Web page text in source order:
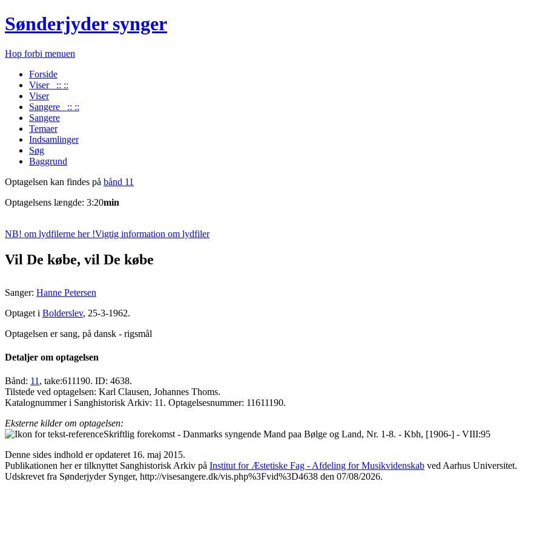
Sønderjyder synger
Hop forbi menuen
Forside
Viser :: ::
Viser
Sangere :: ::
Sangere
Temaer
Indsamlinger
Søg
Baggrund
Optagelsen kan findes på bånd 11
Optagelsens længde: 3:20min
NB! om lydfilerne her !Vigtig information om lydfiler
Vil De købe, vil De købe
Sanger: Hanne Petersen
Optaget i Bolderslev, 25-3-1962.
Optagelsen er sang, på dansk - rigsmål
Detaljer om optagelsen
Bånd: 11 , take:611190. ID: 4638.
Tilstede ved optagelsen: Karl Clausen, Johannes Thoms.
Katalognummer i Sanghistorisk Arkiv: 11. Optagelsesnummer: 11611190.
Eksterne kilder om optagelsen:
Skriftlig forekomst - Danmarks syngende Mand paa Bølge og Land, Nr. 1-8. - Kbh, [1906-] - VIII:95
Denne sides indhold er opdateret 16. maj 2015.
Publikationen her er tilknyttet Sanghistorisk Arkiv på Institut for Æstetiske Fag - Afdeling for Musikvidenskab ved Aarhus Universitet.
Udskrevet fra Sønderjyder Synger, http://visesangere.dk/vis.php%3Fvid%3D4638 den 07/08/2026.